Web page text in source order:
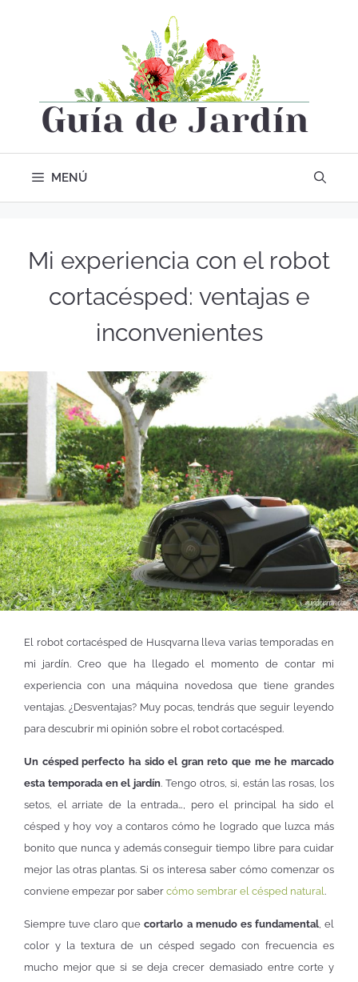
MENÚ
Mi experiencia con el robot
cortacésped: ventajas e
inconvenientes
El robot cortacésped de Husqvarna lleva varias temporadas en
mi jardín. Creo que ha llegado el momento de contar mi
experiencia con una máquina novedosa que tiene grandes
ventajas. ¿Desventajas? Muy pocas, tendrás que seguir leyendo
para descubrir mi opinión sobre el robot cortacésped.
Un césped perfecto ha sido el gran reto que me he marcado
esta temporada en el jardín. Tengo otros, si, están las rosas, los
setos, el arriate de la entrada…, pero el principal ha sido el
césped y hoy voy a contaros cómo he logrado que luzca más
bonito que nunca y además conseguir tiempo libre para cuidar
mejor las otras plantas. Si os interesa saber cómo comenzar os
conviene empezar por saber cómo sembrar el césped natural.
Siempre tuve claro quecortarlo a menudo es fundamental, el
color y la textura de un césped segado con frecuencia es
mucho mejor que si se deja crecer demasiado entre corte y